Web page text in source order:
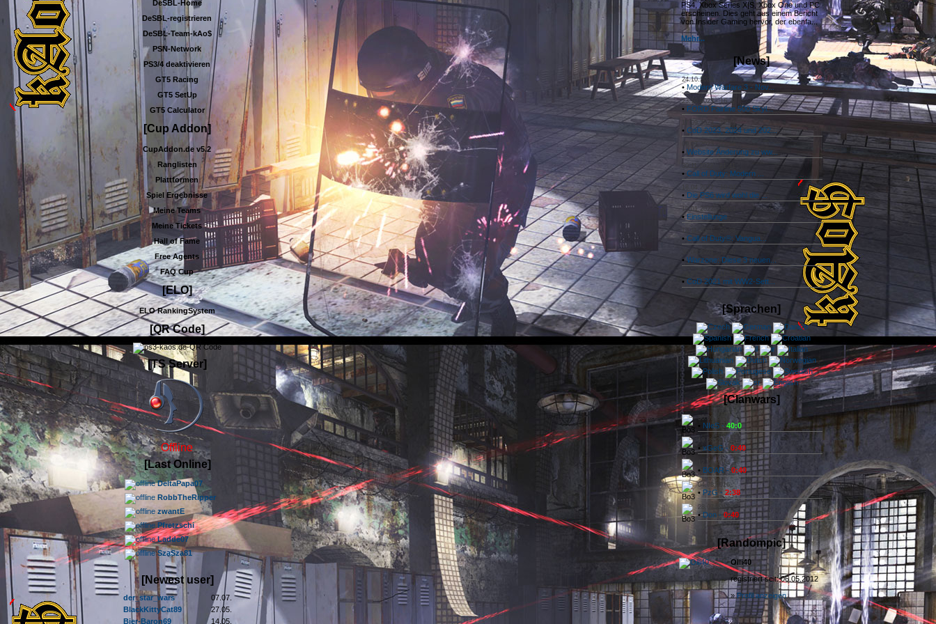
DeSBL-Home
DeSBL-registrieren
DeSBL-Team-kAo$
PSN-Network
PS3/4 deaktivieren
GT5 Racing
GT5 SetUp
GT5 Calculator
[Cup Addon]
CupAddon.de v5.2
Ranglisten
Plattformen
Spiel Ergebnisse
Meine Teams
Meine Tickets
Hall of Fame
Free Agents
FAQ Cup
[ELO]
ELO RankingSystem
[QR Code]
[TS Server]
Offline
[Last Online]
DeltaPapa07
RobbTheRipper
zwantE
Pfretzschi
Ladde07
SzaSza81
[Newest user]
der_star_wars
07.07.
BlackKittyCat89
27.05.
Bier-Baron69
14.05.
PS4, Xbox Series X|S, Xbox One und PC
erscheinen. Dies geht aus einem Bericht
von Insider Gaming hervor, der ebenfa...
Mehr...
[News]
24.10.2023 - 03:29
•Modern Warfare 3 - Nov...
23.10.2023 - 16:22
• FORD Fairline 500 Skyl...
17.09.2023 - 12:31
• CoD 2023, 2024 und 202...
09.07.2023 - 12:06
•Website Änderung zu ww...
30.11.2022 - 21:41
• Call of Duty: Modern ...
18.04.2022 - 10:01
• Die PS6 wird wohl die ...
10.01.2022 - 16:01
• Einstellunge
19.11.2021 - 20:38
• Call of Duty®: Vangua...
• Warzone: Diese 3 neuen...
26.07.2021 - 11:38
• CoD 2021 mit WW2-Sett...
[Sprachen]
[Clanwars]
30.09.2016
• NIeS - 40:0
19.08.2016
•xGeG - 0:40
12.08.2016
• BOAR -0:40
04.08.2016
•PzG - 2:38
28.07.2016
•Don -0:40
[Randompic]
Olli40
registriert seit: 06.05.2012
»Profil anzeigen